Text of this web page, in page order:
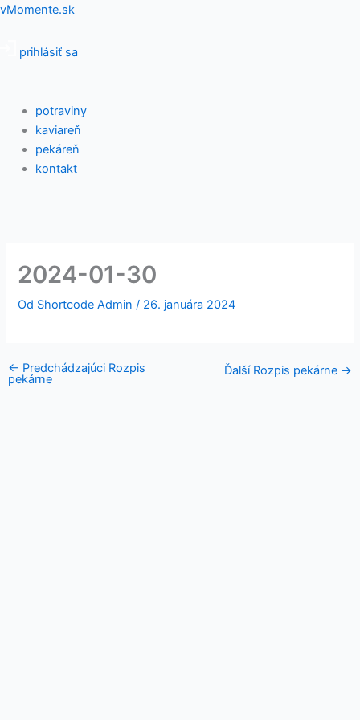
Preskočiť
obsah
vMomente.sk
prihlásiť sa
Menu
potraviny
kaviareň
pekáreň
kontakt
2024-01-30
Od Shortcode Admin/ 26. januára 2024
← Predchádzajúci Rozpis
pekárne
Ďalší Rozpis pekárne →